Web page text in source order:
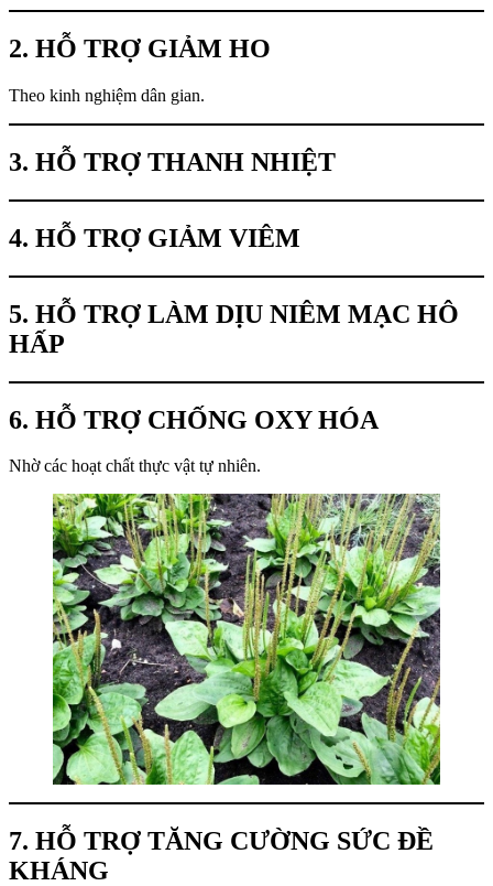
2. HỖ TRỢ GIẢM HO
Theo kinh nghiệm dân gian.
3. HỖ TRỢ THANH NHIỆT
4. HỖ TRỢ GIẢM VIÊM
5. HỖ TRỢ LÀM DỊU NIÊM MẠC HÔ
HẤP
6. HỖ TRỢ CHỐNG OXY HÓA
Nhờ các hoạt chất thực vật tự nhiên.
7. HỖ TRỢ TĂNG CƯỜNG SỨC ĐỀ
KHÁNG